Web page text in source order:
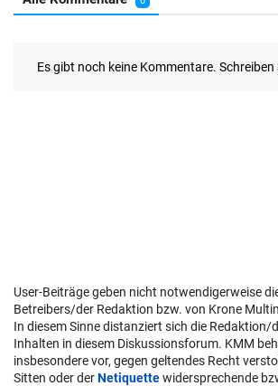
User-Beiträge geben nicht notwendigerweise
Betreibers/der Redaktion bzw. von Krone
In diesem Sinne distanziert sich die Redaktion/
Inhalten in diesem Diskussionsforum. KMM
insbesondere vor, gegen geltendes Recht
Sitten oder derNetiquettewidersprechende